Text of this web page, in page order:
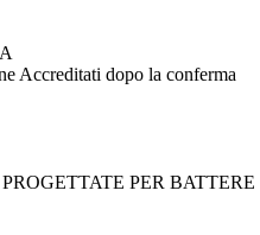
Accreditati dopo la conferma
PER BATTERE